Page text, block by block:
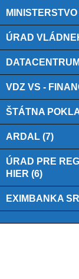
ÚRAD
VDZ VS -
ŠTÁTNA
ARDAL (7)
ÚRAD PRE
HIER (6)
EXIMBANKA